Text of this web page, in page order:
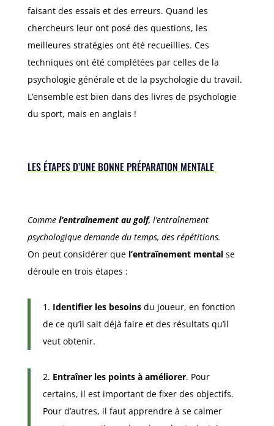
faisant des essais et des erreurs. Quand les
chercheurs leur ont posé des questions, les
meilleures stratégies ont été recueillies. Ces
techniques ont été complétées par celles de la
psychologie générale et de la psychologie du travail.
L’ensemble est bien dans des livres de psychologie
du sport, mais en anglais !
LES ÉTAPES D’UNE BONNE PRÉPARATION MENTALE
Comme l’entraînement au golf, l’entraînement
psychologique demande du temps, des répétitions.
On peut considérer que l’entraînement mentalse
déroule en trois étapes :
1. Identifier les besoinsdu joueur, en fonction
de ce qu’il sait déjà faire et des résultats qu’il
veut obtenir.
2. Entraîner les points à améliorer. Pour
certains, il est important de fixer des objectifs.
Pour d’autres, il faut apprendre à se calmer